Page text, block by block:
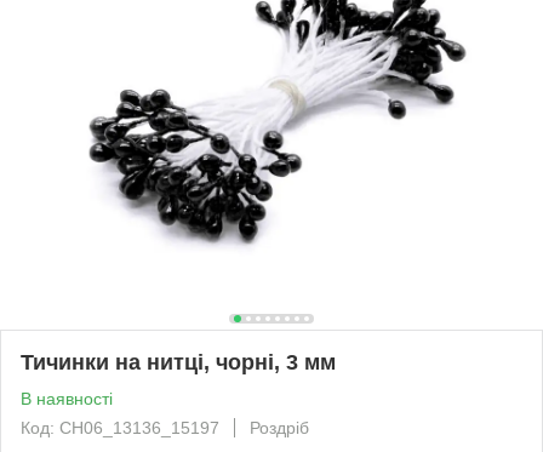
Тичинки на нитці, чорні, 3 мм
В наявності
Код: CH06_13136_15197
Роздріб